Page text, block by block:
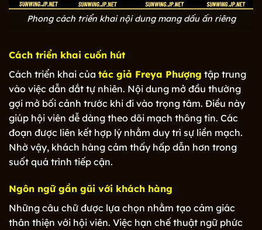
Phong cách triển khai nội dung mang dấu ấn riêng
Cách triển khai cuốn hút
Cách triển khai của tác giả Freya Phượng tập trung
vào việc dẫn dắt tự nhiên. Nội dung mở đầu thường
gợi mở bối cảnh trước khi đi vào trọng tâm. Điều này
giúp hội viên dễ dàng theo dõi mạch thông tin. Các
đoạn được liên kết hợp lý nhằm duy trì sự liền mạch.
Nhờ vậy, khách hàng cảm thấy hấp dẫn hơn trong
suốt quá trình tiếp cận.
Ngôn ngữ gần gũi với khách hàng
Những câu chữ được lựa chọn nhằm tạo cảm giác
thân thiện với hội viên. Việc hạn chế thuật ngữ phức